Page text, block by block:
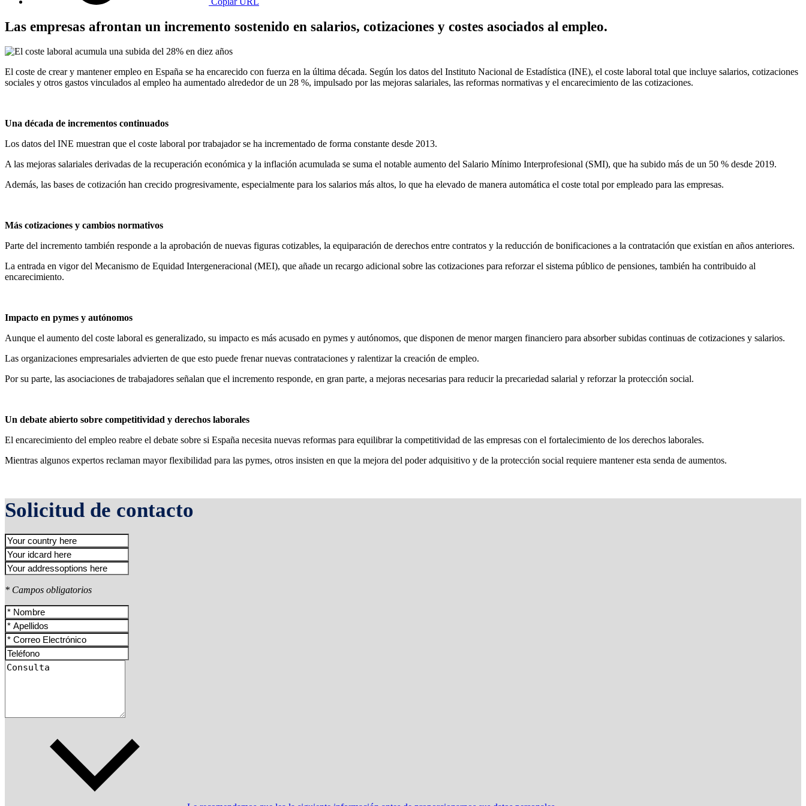
Las empresas afrontan un incremento sostenido en salarios, cotizaciones y costes asociados al empleo.
El coste de crear y mantener empleo en España se ha encarecido con fuerza en la última década. Según los datos del Instituto Nacional de Estadística (INE), el coste laboral total que incluye salarios, cotizaciones
sociales y otros gastos vinculados al empleo ha aumentado alrededor de un 28 %, impulsado por las mejoras salariales, las reformas normativas y el encarecimiento de las cotizaciones.
Una década de incrementos continuados
Los datos del INE muestran que el coste laboral por trabajador se ha incrementado de forma constante desde 2013.
A las mejoras salariales derivadas de la recuperación económica y la inflación acumulada se suma el notable aumento del Salario Mínimo Interprofesional (SMI), que ha subido más de un 50 % desde 2019.
Además, las bases de cotización han crecido progresivamente, especialmente para los salarios más altos, lo que ha elevado de manera automática el coste total por empleado para las empresas.
Más cotizaciones y cambios normativos
Parte del incremento también responde a la aprobación de nuevas figuras cotizables, la equiparación de derechos entre contratos y la reducción de bonificaciones a la contratación que existían en años anteriores.
La entrada en vigor del Mecanismo de Equidad Intergeneracional (MEI), que añade un recargo adicional sobre las cotizaciones para reforzar el sistema público de pensiones, también ha contribuido al
encarecimiento.
Impacto en pymes y autónomos
Aunque el aumento del coste laboral es generalizado, su impacto es más acusado en pymes y autónomos, que disponen de menor margen financiero para absorber subidas continuas de cotizaciones y salarios.
Las organizaciones empresariales advierten de que esto puede frenar nuevas contrataciones y ralentizar la creación de empleo.
Por su parte, las asociaciones de trabajadores señalan que el incremento responde, en gran parte, a mejoras necesarias para reducir la precariedad salarial y reforzar la protección social.
Un debate abierto sobre competitividad y derechos laborales
El encarecimiento del empleo reabre el debate sobre si España necesita nuevas reformas para equilibrar la competitividad de las empresas con el fortalecimiento de los derechos laborales.
Mientras algunos expertos reclaman mayor flexibilidad para las pymes, otros insisten en que la mejora del poder adquisitivo y de la protección social requiere mantener esta senda de aumentos.
Solicitud de contacto
* Campos obligatorios